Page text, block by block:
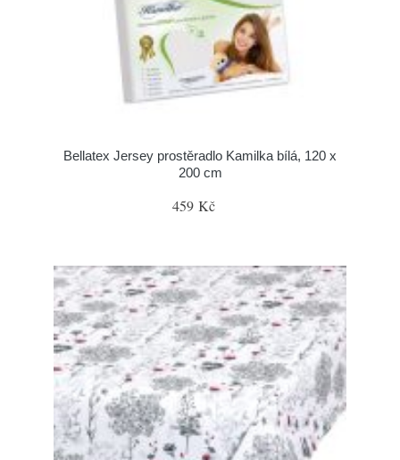
Bellatex Jersey prostěradlo Kamilka bílá, 120 x
200 cm
459 Kč